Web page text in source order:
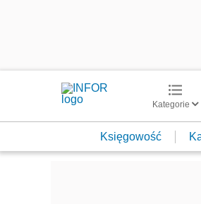
Kategorie
Księgowość